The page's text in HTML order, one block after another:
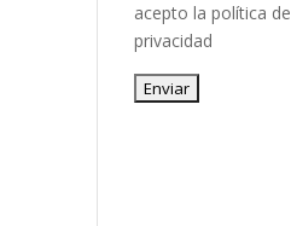
acepto lapolítica de
privacidad
Enviar